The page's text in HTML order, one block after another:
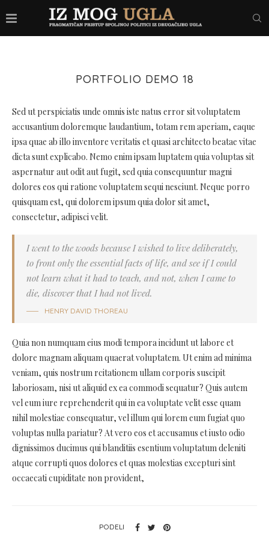
PORTFOLIO DEMO 18
Sed ut perspiciatis unde omnis iste natus error sit voluptatem
accusantium doloremque laudantium, totam rem aperiam, eaque
ipsa quae ab illo inventore veritatis et quasi architecto beatae vitae
dicta sunt explicabo. Nemo enim ipsam luptatem quia voluptas sit
aspernatur aut odit aut fugit, sed quia consequuntur magni
dolores eos qui ratione voluptatem sequi nesciunt. Neque porro
quisquam est, qui dolorem ipsum quia dolor sit amet,
consectetur, adipisci velit.
I went to the woods because I wished to live deliberately,
to front only the essential facts of life, and see if I could
not learn what it had to teach, and not, when I came to
die, discover that I had not lived.
HENRY DAVID THOREAU
Quia non numquam eius modi tempora incidunt ut labore et
dolore magnam aliquam quaerat voluptatem. Ut enim ad minima
veniam, quis nostrum rcitationem ullam corporis suscipit
laboriosam, nisi ut aliquid ex ea commodi sequatur? Quis autem
vel eum iure reprehenderit qui in ea voluptate velit esse quam
nihil molestiae consequatur, vel illum qui lorem eum fugiat quo
voluptas nulla pariatur? At vero eos et accusamus et iusto odio
dignissimos ducimus qui blanditiis esentium voluptatum deleniti
atque corrupti quos dolores et quas molestias excepturi sint
occaecati cupiditate non provident,
PODELI